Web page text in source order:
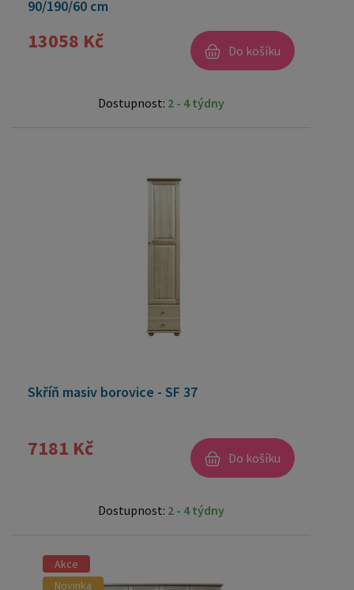
90/190/60 cm
13058 Kč Do košíku
Dostupnost: 2 - 4 týdny
Skříň masiv borovice - SF 37
7181 Kč Do košíku
Dostupnost: 2 - 4 týdny
Akce
Novinka